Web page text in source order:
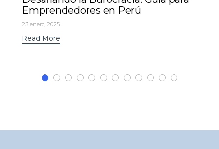
Emprendedores en Perú
23 enero, 2025
Read More